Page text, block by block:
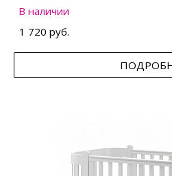
В наличии
1 720 руб.